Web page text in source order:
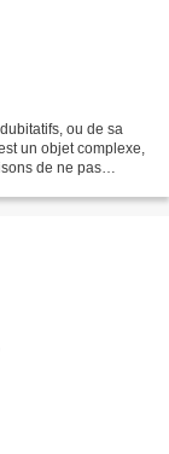
ou de sa
un objet complexe,
de ne pas